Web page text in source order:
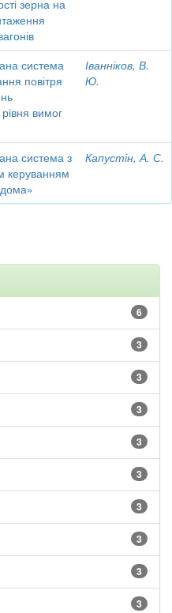
зерна на
система
повітря
вимог
Іванніков, В.
Ю.
система з
керуванням
Капустін, А. С.
6
3
3
3
3
3
3
3
3
3